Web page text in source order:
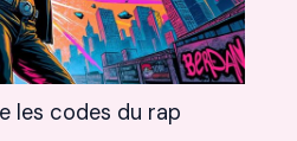
les codes du rap